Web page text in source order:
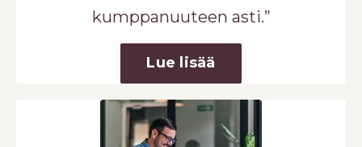
kumppanuuteen asti.”
Lue lisää